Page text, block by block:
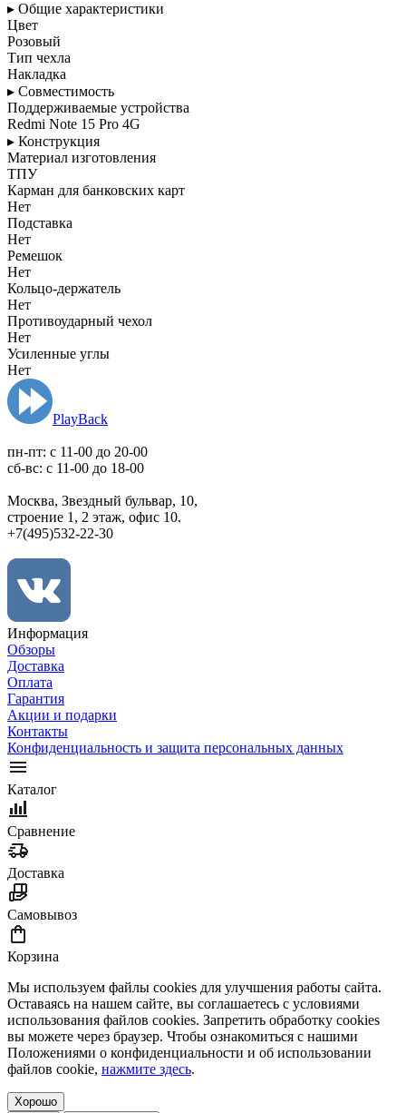
▸ Общие характеристики
Цвет
Розовый
Тип чехла
Накладка
▸ Совместимость
Поддерживаемые устройства
Redmi Note 15 Pro 4G
▸ Конструкция
Материал изготовления
ТПУ
Карман для банковских карт
Нет
Подставка
Нет
Ремешок
Нет
Кольцо-держатель
Нет
Противоударный чехол
Нет
Усиленные углы
Нет
PlayBack
пн-пт: c 11-00 до 20-00
сб-вс: с 11-00 до 18-00
Москва, Звездный бульвар, 10,
строение 1, 2 этаж, офис 10.
+7(495)532-22-30
Информация
Обзоры
Доставка
Оплата
Гарантия
Акции и подарки
Контакты
Конфиденциальность и защита персональных данных
Каталог
Сравнение
Доставка
Самовывоз
Корзина
Мы используем файлы cookies для улучшения работы сайта.
Оставаясь на нашем сайте, вы соглашаетесь с условиями
использования файлов cookies. Запретить обработку cookies
вы можете через браузер. Чтобы ознакомиться с нашими
Положениями о конфиденциальности и об использовании
файлов cookie, нажмите здесь.
Хорошо